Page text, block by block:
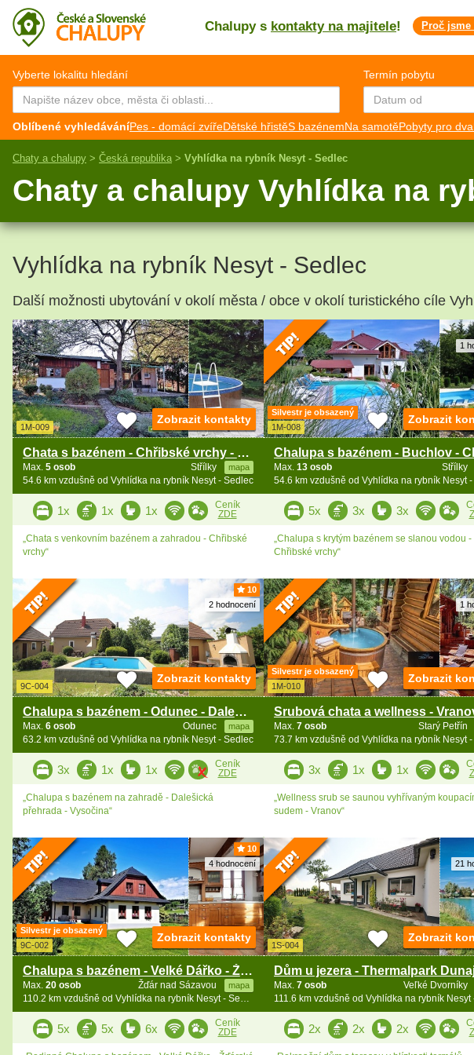
Chalupy s kontakty na majitele! Proč
CZ EN
Vyberte lokalitu hledání Termín pobytu
Oblíbené vyhledáváníPes - domácí zvířeDětské hřistěS bazénemNa samotěPobyty pro dva
Chaty a chalupy > Česká republika > Vyhlídka na rybník Nesyt - Sedlec
Chaty a chalupy Vyhlídka na
Vyhlídka na rybník Nesyt - Sedlec
Další možnosti ubytování v okolí města / obce v okolí turistického cíle
1M-009
Chata s bazénem - Chřibské vrchy - Koryčany
Střílky mapa
Max. 5 osob
54.6 km vzdušně od Vyhlídka na rybník Nesyt - Sedlec
Zobrazit kontakty
1x 1x 1x
Ceník
ZDE
„Chata s venkovním bazénem a zahradou - Chřibské
vrchy“
1
Silvestr je obsazený
1M-008
Střílky
Max. 13 osob
54.6 km vzdušně od Vyhlídka na rybník Nesyt
Zobrazit
5x 3x 3x
„Chalupa s krytým bazénem se slanou vodou -
Chřibské vrchy“
10
2 hodnocení
9C-004
Chalupa s bazénem - Odunec - Dalešice - Vysočina
Odunec mapa
Max. 6 osob
63.2 km vzdušně od Vyhlídka na rybník Nesyt - Sedlec
Zobrazit kontakty
3x 1x 1x
Ceník
ZDE
„Chalupa s bazénem na zahradě - Dalešická
přehrada - Vysočina“
1
Silvestr je obsazený
1M-010
Starý Petřín
Max. 7 osob
73.7 km vzdušně od Vyhlídka na rybník Nesyt
Zobrazit
3x 1x 1x
„Wellness srub se saunou vyhřívaným
sudem - Vranov“
10
4 hodnocení
Silvestr je obsazený
9C-002
Chalupa s bazénem - Velké Dářko - Žďárské vrchy
Žďár nad Sázavou mapa
Max. 20 osob
110.2 km vzdušně od Vyhlídka na rybník Nesyt - Sedlec
Zobrazit kontakty
5x 5x 6x
Ceník
ZDE
21
1S-004
Veľké Dvorníky
Max. 7 osob
Zobrazit
2x 2x 2x